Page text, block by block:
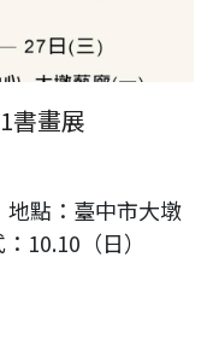
書畫展
地點：臺中市大墩
10.10（日）